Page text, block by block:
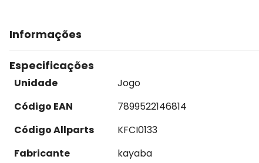
Informações
Especificações
Unidade
Jogo
Código EAN
7899522146814
Código Allparts
KFCI0133
Fabricante
kayaba